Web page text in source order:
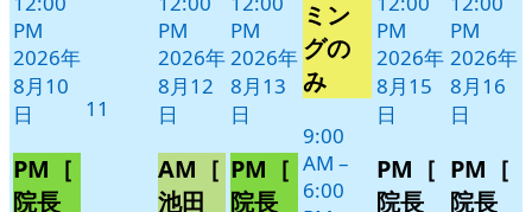
PM
2026年
8月10
日
PM［
院長
11
PM
2026年
8月12
日
AM［
池田
PM
2026年
8月13
日
PM［
院長
14
日
ベ
ン
ト)
ミン
グの
み
9:00
AM –
6:00
PM
2026年
8月15
日
PM［
院長
PM
2026年
8月16
日
PM［
院長